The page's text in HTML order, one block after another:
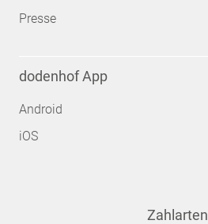
Presse
dodenhof App
Android
iOS
Zahlarten